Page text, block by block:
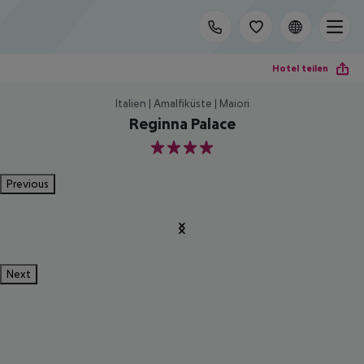
Hotel teilen
Italien | Amalfiküste | Maiori
Reginna Palace
4
Previous
Next